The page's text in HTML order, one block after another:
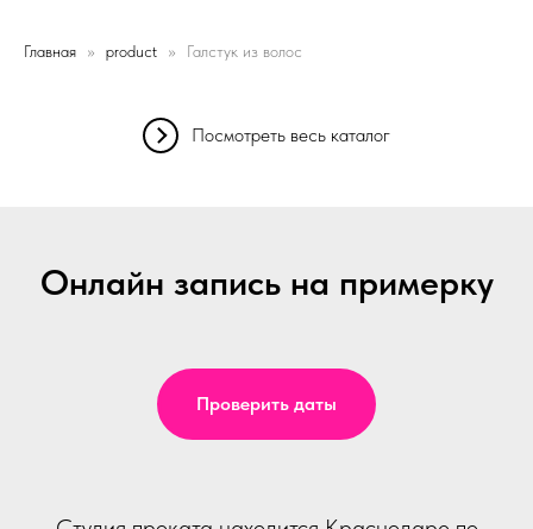
Главная product Галстук из волос
Посмотреть весь каталог
Онлайн запись на примерку
Проверить даты